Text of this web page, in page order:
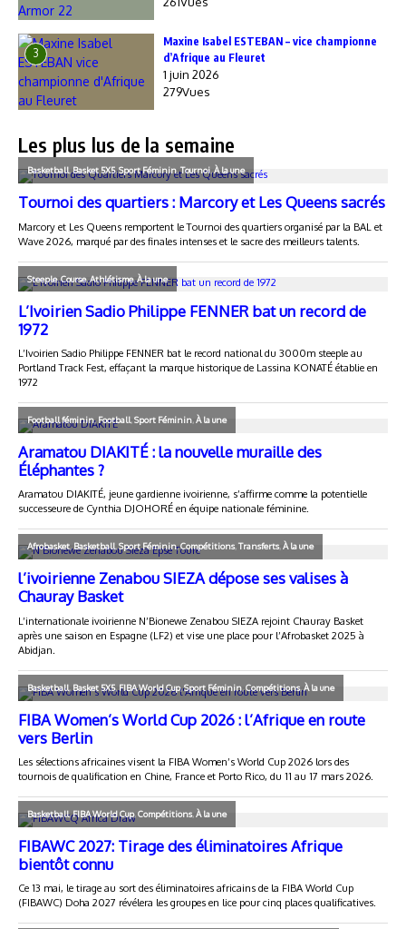
3
Maxine Isabel ESTEBAN – vice championne
d’Afrique au Fleuret
1 juin 2026
279Vues
Les plus lus de la semaine